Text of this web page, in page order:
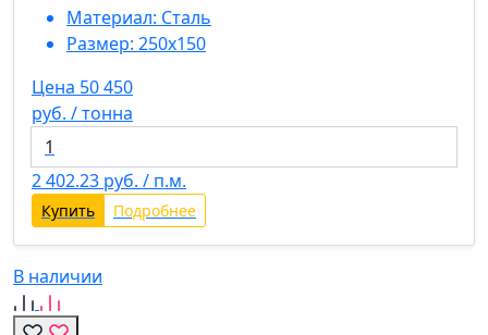
Материал: Сталь
Размер: 250х150
Цена 50 450
руб. / тонна
2 402.23 руб. / п.м.
Купить Подробнее
В наличии